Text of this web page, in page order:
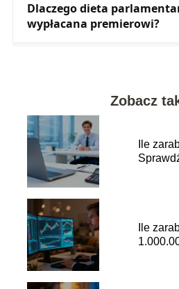
Dlaczego dieta
wypłacana premierowi?
Zobacz
Ile
Ile